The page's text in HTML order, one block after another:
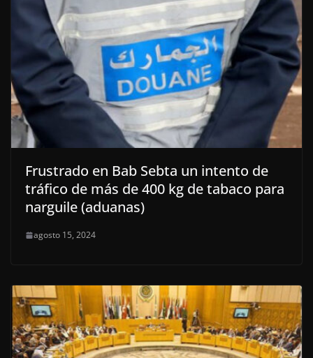
Frustrado en Bab Sebta un intento de
tráfico de más de 400 kg de tabaco para
narguile (aduanas)
agosto 15, 2024